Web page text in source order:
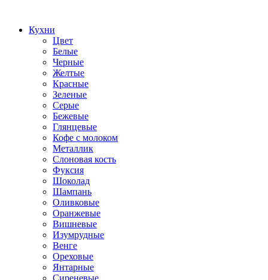
Кухни
Цвет
Белые
Черные
Желтые
Красные
Зеленые
Серые
Бежевые
Глянцевые
Кофе с молоком
Металлик
Слоновая кость
Фуксия
Шоколад
Шампань
Оливковые
Оранжевые
Вишневые
Изумрудные
Венге
Ореховые
Янтарные
Сиреневые